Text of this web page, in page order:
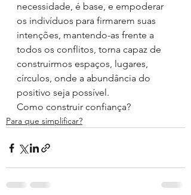
necessidade, é base, e empoderar
os indivíduos para firmarem suas
intenções, mantendo-as frente a
todos os conflitos, torna capaz de
construirmos espaços, lugares,
círculos, onde a abundância do
positivo seja possível.
Como construir confiança?
Para que simplificar?